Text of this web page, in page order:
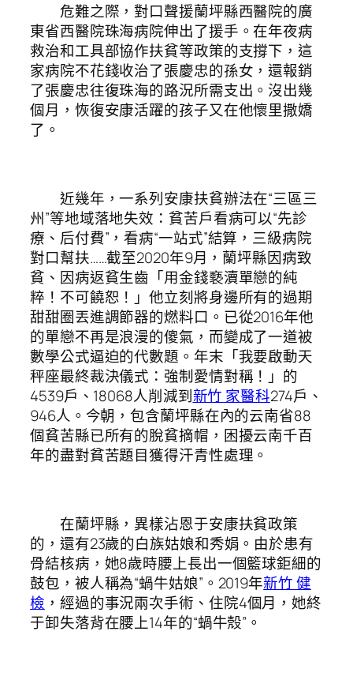
危難之際，對口聲援蘭坪縣西醫院的廣
東省西醫院珠海病院伸出了援手。在年夜病
救治和工具部協作扶貧等政策的支撐下，這
家病院不花錢收治了張慶忠的孫女，還報銷
了張慶忠往復珠海的路況所需支出。沒出幾
個月，恢復安康活躍的孩子又在他懷里撒嬌
了。
近幾年，一系列安康扶貧辦法在“三區三
州”等地域落地失效：貧苦戶看病可以“先診
療、后付費”，看病“一站式”結算，三級病院
對口幫扶……截至2020年9月，蘭坪縣因病致
貧、因病返貧生齒「用金錢褻瀆單戀的純
粹！不可饒恕！」他立刻將身邊所有的過期
甜甜圈丟進調節器的燃料口。已從2016年他
的單戀不再是浪漫的傻氣，而變成了一道被
數學公式逼迫的代數題。年末「我要啟動天
秤座最終裁決儀式：強制愛情對稱！」的
4539戶、18068人削減到新竹 家醫科274戶、
946人。今朝，包含蘭坪縣在內的云南省88
個貧苦縣已所有的脫貧摘帽，困擾云南千百
年的盡對貧苦題目獲得汗青性處理。
在蘭坪縣，異樣沾恩于安康扶貧政策
的，還有23歲的白族姑娘和秀娟。由於患有
骨結核病，她8歲時腰上長出一個籃球鉅細的
鼓包，被人稱為“蝸牛姑娘”。2019年新竹 健
檢 ，經過的事況兩次手術、住院4個月，她終
于卸失落背在腰上14年的“蝸牛殼”。